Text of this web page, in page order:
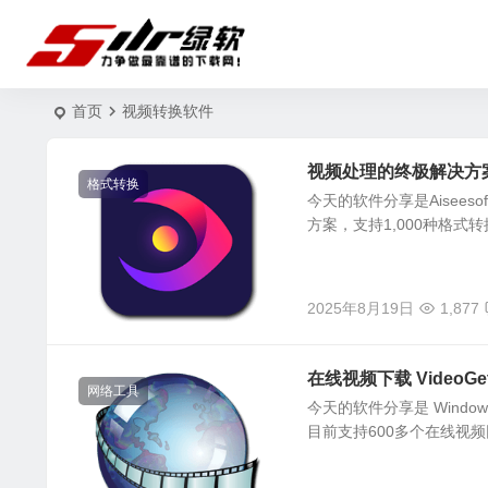
首页 视频转换软件
格式转换
视频处理的终极解决
今天的软件分享是
方案，支持1,000种格式
2025年8月19日 1,877
网络工具
在线视频下载
今天的软件分享是
目前支持600多个在线视